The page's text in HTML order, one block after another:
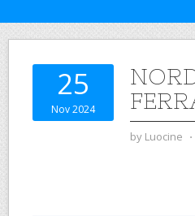
25
Nov 2024
by Luocine ⋅